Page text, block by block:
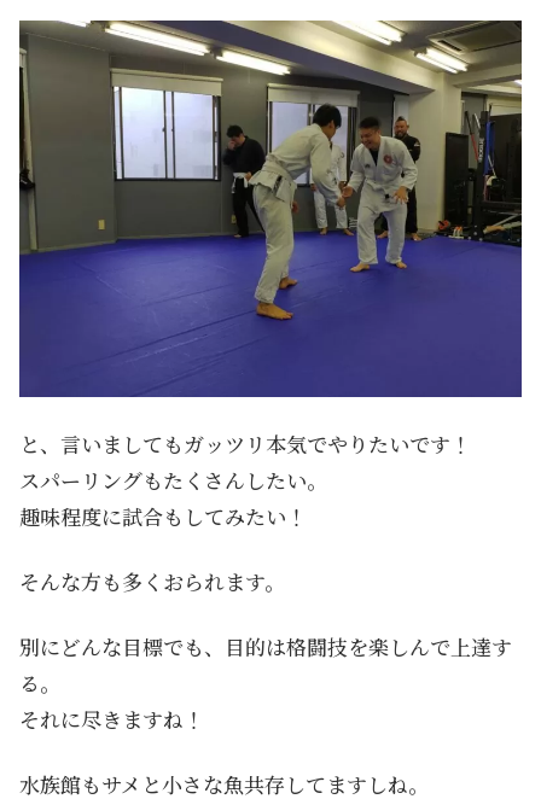
と、言いましてもガッツリ本気でやりたいです！
スパーリングもたくさんしたい。
趣味程度に試合もしてみたい！
そんな方も多くおられます。
別にどんな目標でも、目的は格闘技を楽しんで上達す
る。
それに尽きますね！
水族館もサメと小さな魚共存してますしね。